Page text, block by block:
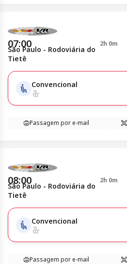
07:00 2h 0m
São Paulo - Rodoviária do
Tietê
Convencional
Passagem por e-mail
08:00 2h 0m
São Paulo - Rodoviária do
Tietê
Convencional
Passagem por e-mail